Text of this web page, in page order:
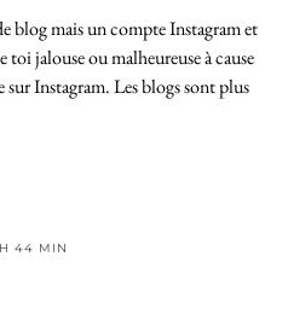
blog mais un compte Instagram et
jalouse ou malheureuse à cause
Instagram. Les blogs sont plus
44 MIN